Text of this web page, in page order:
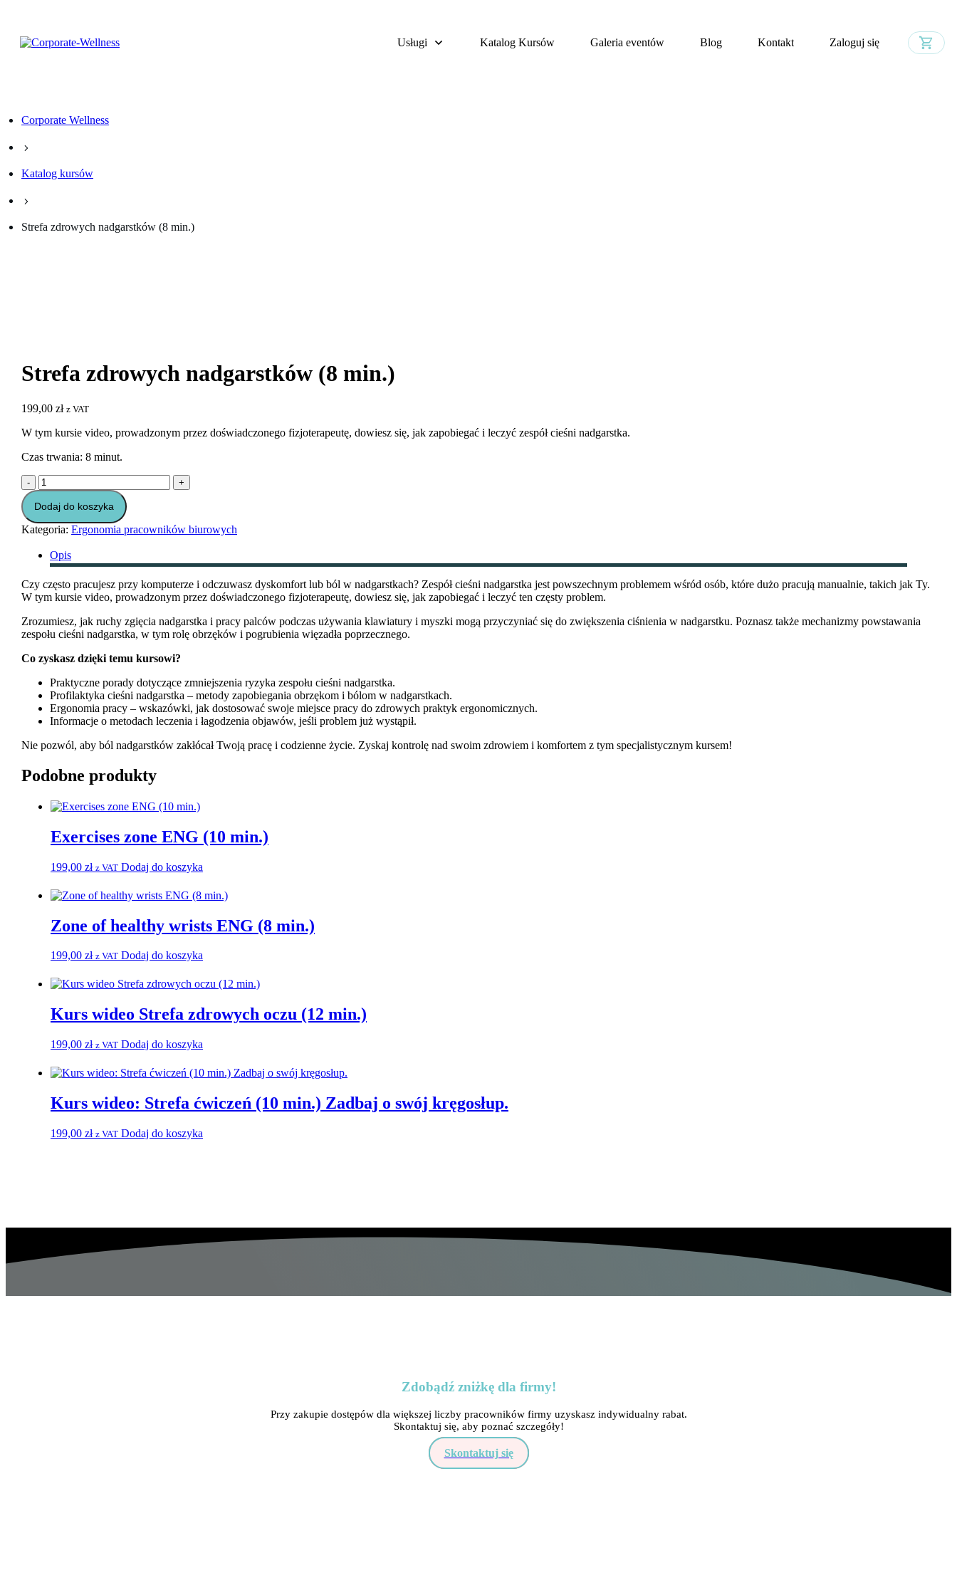
Usługi Katalog Kursów Galeria eventów Blog Kontakt Zaloguj się
Corporate Wellness
Katalog kursów
Strefa zdrowych nadgarstków (8 min.)
Strefa zdrowych nadgarstków (8 min.)
199,00 zł z VAT
W tym kursie video, prowadzonym przez doświadczonego fizjoterapeutę, dowiesz się, jak zapobiegać i leczyć zespół cieśni nadgarstka.
Czas trwania: 8 minut.
-
ilość
Strefa
zdrowych
(8
+
Dodaj do koszyka
Kategoria: Ergonomia pracowników biurowych
Opis
Czy często pracujesz przy komputerze i odczuwasz dyskomfort lub ból w nadgarstkach? Zespół cieśni nadgarstka jest powszechnym problemem wśród osób, które dużo pracują manualnie, takich jak Ty.
W tym kursie video, prowadzonym przez doświadczonego fizjoterapeutę, dowiesz się, jak zapobiegać i leczyć ten częsty problem.
Zrozumiesz, jak ruchy zgięcia nadgarstka i pracy palców podczas używania klawiatury i myszki mogą przyczyniać się do zwiększenia ciśnienia w nadgarstku. Poznasz także mechanizmy powstawania
zespołu cieśni nadgarstka, w tym rolę obrzęków i pogrubienia więzadła poprzecznego.
Co zyskasz dzięki temu kursowi?
Praktyczne porady dotyczące zmniejszenia ryzyka zespołu cieśni nadgarstka.
Profilaktyka cieśni nadgarstka – metody zapobiegania obrzękom i bólom w nadgarstkach.
Ergonomia pracy – wskazówki, jak dostosować swoje miejsce pracy do zdrowych praktyk ergonomicznych.
Informacje o metodach leczenia i łagodzenia objawów, jeśli problem już wystąpił.
Nie pozwól, aby ból nadgarstków zakłócał Twoją pracę i codzienne życie. Zyskaj kontrolę nad swoim zdrowiem i komfortem z tym specjalistycznym kursem!
Podobne produkty
Exercises zone ENG (10 min.)
199,00 zł z VAT Dodaj do koszyka
Zone of healthy wrists ENG (8 min.)
199,00 zł z VAT Dodaj do koszyka
Kurs wideo Strefa zdrowych oczu (12 min.)
199,00 zł z VAT Dodaj do koszyka
Kurs wideo: Strefa ćwiczeń (10 min.) Zadbaj o swój kręgosłup.
199,00 zł z VAT Dodaj do koszyka
Zdobądź zniżkę dla firmy!
Przy zakupie dostępów dla większej liczby pracowników firmy uzyskasz indywidualny rabat.
Skontaktuj się, aby poznać szczegóły!
Skontaktuj się